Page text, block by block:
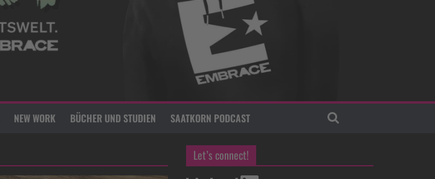
NEW WORK BÜCHER UND STUDIEN SAATKORN PODCAST
Let’s connect!